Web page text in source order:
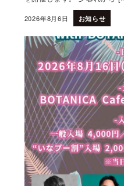
投稿日
2026年8月6日 お知らせ